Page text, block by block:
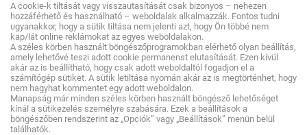
A cookie-k tiltását vagy visszautasítását csak bizonyos – nehezen
hozzáférhető és használható – weboldalak alkalmazzák. Fontos tudni
ugyanakkor, hogy a sütik tiltása nem jelenti azt, hogy Ön többé nem
kap/lát online reklámokat az egyes weboldalakon.
A széles körben használt böngészőprogramokban elérhető olyan beállítás,
amely lehetővé teszi adott cookie permanenst elutasítását. Ezen kívül
akár az is beállítható, hogy csak adott weboldaltól fogadjon el a
számítógép sütiket. A sütik letiltása nyomán akár az is megtörténhet, hogy
nem hagyhat kommentet egy adott weboldalon.
Manapság már minden széles körben használt böngésző lehetőséget
kínál a sütikezelés személyre szabására. Ezek a beállítások a
böngészőben rendszerint az „Opciók” vagy „Beállítások” menün belül
találhatók.